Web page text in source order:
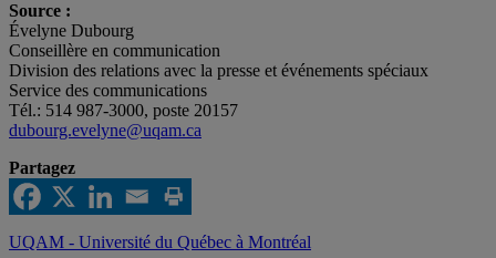
Source :
Évelyne Dubourg
Conseillère en communication
Division des relations avec la presse et événements spéciaux
Service des communications
Tél.: 514 987-3000, poste 20157
dubourg.evelyne@uqam.ca
Partagez
UQAM - Université du Québec à Montréal